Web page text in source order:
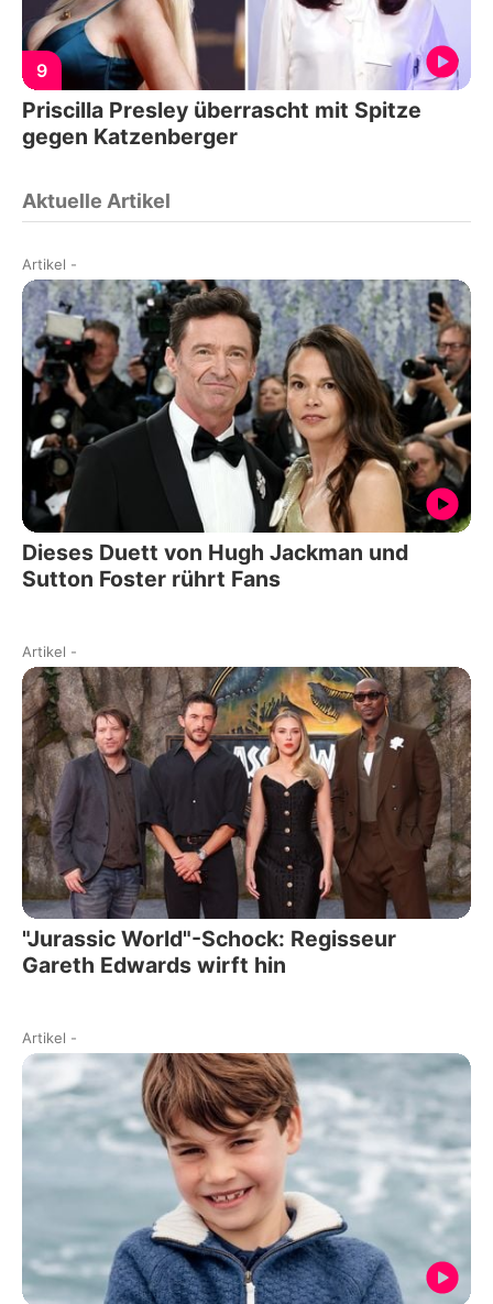
9
Priscilla Presley überrascht mit Spitze
gegen Katzenberger
Aktuelle Artikel
Artikel -
Dieses Duett von Hugh Jackman und
Sutton Foster rührt Fans
Artikel -
"Jurassic World"-Schock: Regisseur
Gareth Edwards wirft hin
Artikel -